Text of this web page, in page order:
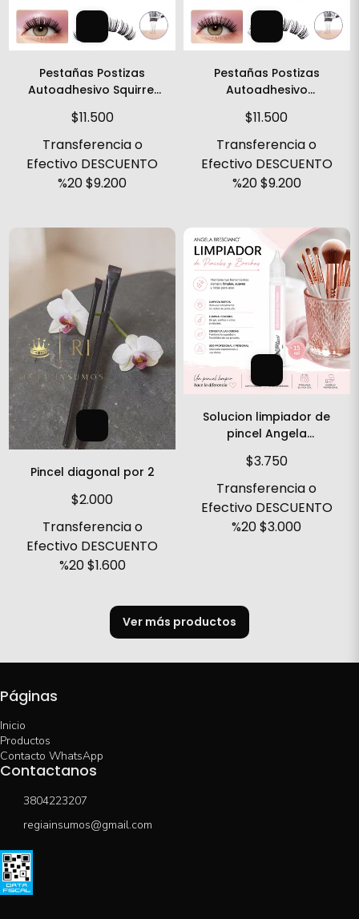
Pestañas Postizas
Autoadhesivo Squirrel
$11.500
Transferencia o
Efectivo DESCUENTO
%20$9.200
Pestañas Postizas
Autoadhesivo
Nagaraku
$11.500
Transferencia o
Efectivo DESCUENTO
%20$9.200
Pincel diagonal por 2
$2.000
Transferencia o
Efectivo DESCUENTO
%20$1.600
Solucion limpiador de
pincel Angela
$3.750
Transferencia o
Efectivo DESCUENTO
%20$3.000
Ver más productos
Páginas
Inicio
Productos
Contacto WhatsApp
Contactanos
3804223207
regiainsumos@gmail.com